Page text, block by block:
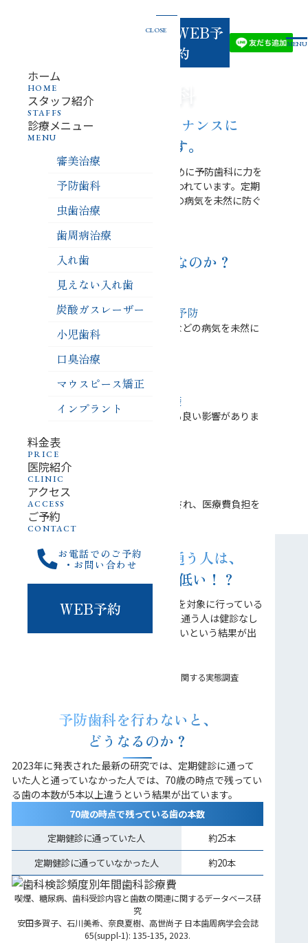
WEB予
約
MENU
ホーム
HOME
スタッフ紹介
STAFFS
診療メニュー
MENU
審美治療
予防歯科
虫歯治療
歯周病治療
入れ歯
見えない入れ歯
炭酸ガスレーザー
小児歯科
口臭治療
マウスピース矯正
インプラント
料金表
PRICE
医院紹介
CLINIC
アクセス
ACCESS
ご予約
CONTACT
お電話でのご予約
・お問い合わせ
WEB予約
CLOSE
当院では、歯のメンテナンスに
力を入れています。
当院は皆様の健康な笑顔を長く保つために予防歯科に力を
入れており、多くの方が定期健診に通われています。定期
健診を行うことで、虫歯や歯周病などの病気を未然に防ぐ
ことができます。
なぜ定期健診が重要なのか？
虫歯や歯周病などの予防
定期健診を行うことで、虫歯や歯周病などの病気を未然に
防ぐことができます。
健康な生活の基礎
口内環境が整うことで、全身の健康にも良い影響がありま
定期健診に通うことにより健康が維持され、医療費負担を
軽減することができます。
歯科健診に年3回以上通う人は、
年間医療費が9万円も低い！？
香川県歯科医師会が毎年40歳以上の人を対象に行っている
調査では、歯科の定期健診に年3回以上通う人は健診なし
の人と比べて、年間医療費が約9万円低いという結果が出
平成25年度 香川県歯の健康と医療費に関する実態調査
予防歯科を行わないと、
どうなるのか？
2023年に発表された最新の研究では、定期健診に通って
いた人と通っていなかった人では、70歳の時点で残ってい
る歯の本数が5本以上違うという結果が出ています。
70歳の時点で残っている歯の本数
定期健診に通っていた人
約25本
定期健診に通っていなかった人
約20本
喫煙、糖尿病、歯科受診内容と歯数の関連に関するデータベース研
究
安田多賀子、石川美希、奈良夏樹、高世尚子 日本歯周病学会会誌
65(suppl-1): 135-135, 2023.